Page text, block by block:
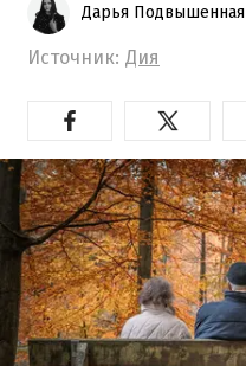
Дарья Подвышенная
Источник: Дия